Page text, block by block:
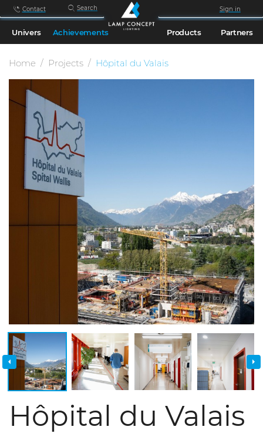
Contact Search Sign in
Univers Achievements Products Partners
Home Projects Hôpital du Valais
Hôpital du Valais